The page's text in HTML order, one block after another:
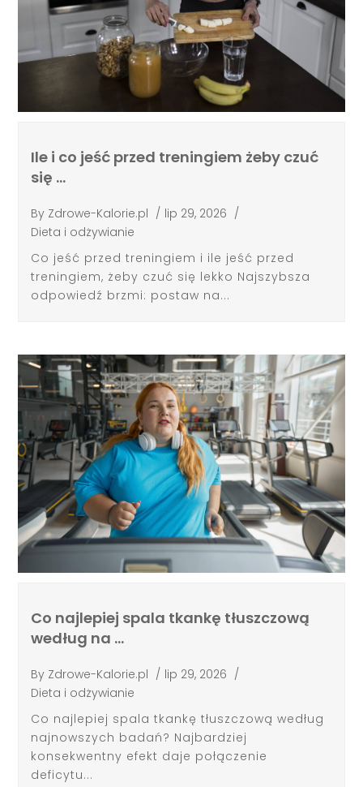
Ile i co jeść przed treningiem żeby czuć
się …
By Zdrowe-Kalorie.pl / lip 29, 2026 /
Dieta i odżywianie
Co jeść przed treningiem i ile jeść przed
treningiem, żeby czuć się lekko Najszybsza
odpowiedź brzmi: postaw na...
Co najlepiej spala tkankę tłuszczową
według na …
By Zdrowe-Kalorie.pl / lip 29, 2026 /
Dieta i odżywianie
Co najlepiej spala tkankę tłuszczową według
najnowszych badań? Najbardziej
konsekwentny efekt daje połączenie
deficytu...